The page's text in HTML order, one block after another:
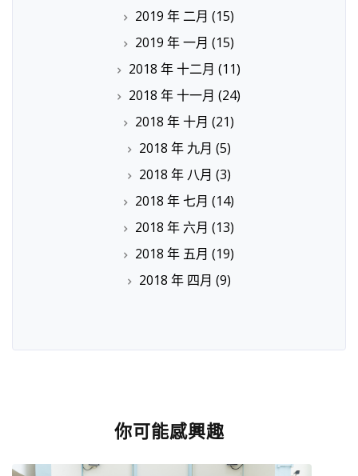
2019 年 二月 (15)
2019 年 一月 (15)
2018 年 十二月 (11)
2018 年 十一月 (24)
2018 年 十月 (21)
2018 年 九月 (5)
2018 年 八月 (3)
2018 年 七月 (14)
2018 年 六月 (13)
2018 年 五月 (19)
2018 年 四月 (9)
你可能感興趣